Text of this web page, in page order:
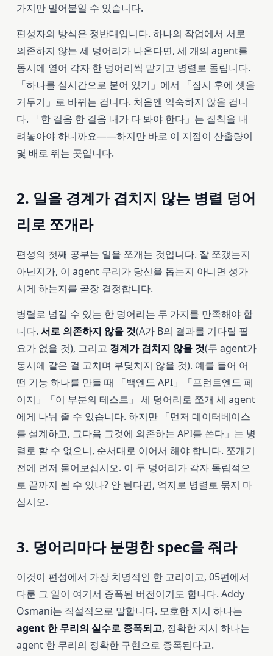
가지만 밀어붙일 수 있습니다.
편성자의 방식은 정반대입니다. 하나의 작업에서 서로
의존하지 않는 세 덩어리가 나온다면, 세 개의 agent를
동시에 열어 각자 한 덩어리씩 맡기고 병렬로 돌립니다.
「하나를 실시간으로 붙어 있기」에서 「잠시 후에 셋을
거두기」로 바뀌는 겁니다. 처음엔 익숙하지 않을 겁니
다. 「한 걸음 한 걸음 내가 다 봐야 한다」는 집착을 내
려놓아야 하니까요——하지만 바로 이 지점이 산출량이
몇 배로 뛰는 곳입니다.
2. 일을 경계가 겹치지 않는 병렬 덩어
리로 쪼개라
편성의 첫째 공부는 일을 쪼개는 것입니다. 잘 쪼갰는지
아닌지가, 이 agent 무리가 당신을 돕는지 아니면 성가
시게 하는지를 곧장 결정합니다.
병렬로 넘길 수 있는 한 덩어리는 두 가지를 만족해야 합
니다. 서로 의존하지 않을 것(A가 B의 결과를 기다릴 필
요가 없을 것), 그리고 경계가 겹치지 않을 것(두 agent가
동시에 같은 걸 고치며 부딪치지 않을 것). 예를 들어 어
떤 기능 하나를 만들 때 「백엔드 API」「프런트엔드 페
이지」「이 부분의 테스트」 세 덩어리로 쪼개 세 agent
에게 나눠 줄 수 있습니다. 하지만 「먼저 데이터베이스
를 설계하고, 그다음 그것에 의존하는 API를 쓴다」는 병
렬로 할 수 없으니, 순서대로 이어서 해야 합니다. 쪼개기
전에 먼저 물어보십시오. 이 두 덩어리가 각자 독립적으
로 끝까지 될 수 있나? 안 된다면, 억지로 병렬로 묶지 마
십시오.
3. 덩어리마다 분명한 spec을 줘라
이것이 편성에서 가장 치명적인 한 고리이고, 05편에서
다룬 그 일이 여기서 증폭된 버전이기도 합니다. Addy
Osmani는 직설적으로 말합니다. 모호한 지시 하나는
agent 한 무리의 실수로 증폭되고, 정확한 지시 하나는
agent 한 무리의 정확한 구현으로 증폭된다고.